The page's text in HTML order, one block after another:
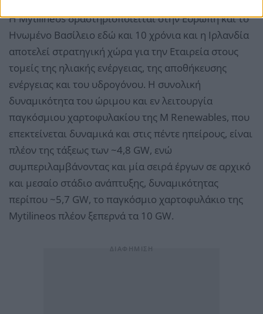
Η Mytilineos δραστηριοποιείται στην Ευρώπη και το
Ηνωμένο Βασίλειο εδώ και 10 χρόνια και η Ιρλανδία
αποτελεί στρατηγική χώρα για την Εταιρεία στους
τομείς της ηλιακής ενέργειας, της αποθήκευσης
ενέργειας και του υδρογόνου. Η συνολική
δυναμικότητα του ώριμου και εν λειτουργία
παγκόσμιου χαρτοφυλακίου της M Renewables, που
επεκτείνεται δυναμικά και στις πέντε ηπείρους, είναι
πλέον της τάξεως των ~4,8 GW, ενώ
συμπεριλαμβάνοντας και μία σειρά έργων σε αρχικό
και μεσαίο στάδιο ανάπτυξης, δυναμικότητας
περίπου ~5,7 GW, το παγκόσμιο χαρτοφυλάκιο της
Mytilineos πλέον ξεπερνά τα 10 GW.